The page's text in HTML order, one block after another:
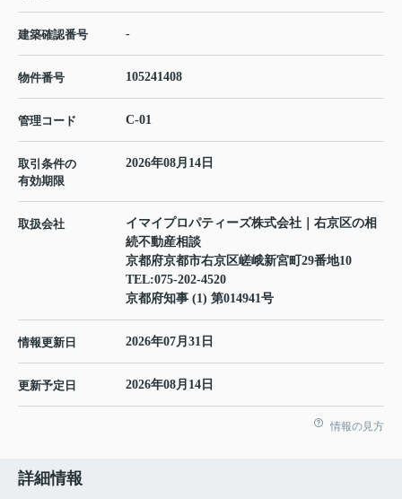
建築確認番号 -
物件番号 105241408
管理コード C-01
取引条件の
有効期限
2026年08月14日
取扱会社
イマイプロパティーズ株式会社｜右京区の相
続不動産相談
京都府京都市右京区嵯峨新宮町29番地10
TEL:075-202-4520
京都府知事 (1) 第014941号
情報更新日 2026年07月31日
更新予定日 2026年08月14日
情報の見方
詳細情報